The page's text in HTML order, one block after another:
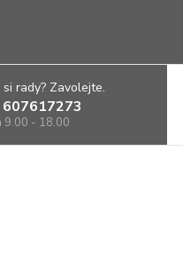
rady? Zavolejte.
9.00 - 18.00